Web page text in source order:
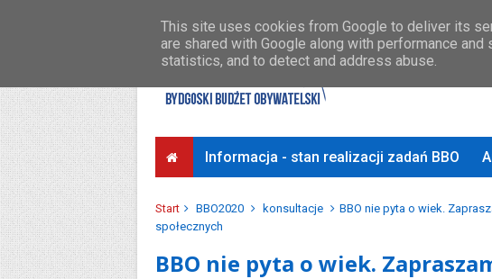
Informacja - stan realizacji zadań BBO
Start BBO2020 konsultacje
BBO nie pyta o wiek.
społecznych
BBO nie pyta o wiek.
This site uses cookies from Google to deliver its
are shared with Google along with performance
statistics, and to detect and address abuse.